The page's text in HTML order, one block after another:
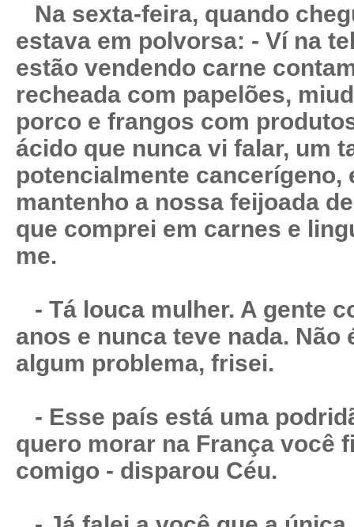
Na sexta-feira, quando
estava em polvorsa: - Ví na
estão vendendo carne
recheada com papelões,
porco e frangos com
ácido que nunca vi falar, um
potencialmente cancerígeno,
mantenho a nossa feijoada
que comprei em carnes e
me.
- Tá louca mulher. A gente
anos e nunca teve nada. Não
algum problema, frisei.
- Esse país está uma
quero morar na França você
comigo - disparou Céu.